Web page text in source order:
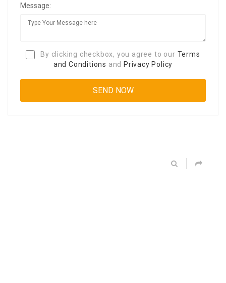
Message:
By clicking checkbox, you agree to our Terms
and Conditions and Privacy Policy